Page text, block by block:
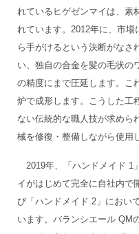
れているヒゲゼンマイは、素
れています。2012年に、市
ら手がけるという決断がなさ
い、独自の合金を髪の毛状の
の精度にまで圧延します。こ
炉で成形します。こうした工
ない伝統的な職人技が求めら
械を修復・整備しながら使用
2019年、「ハンドメイド 1
イがはじめて完全に自社内で
び「ハンドメイド 2」におい
います。バランシエール QM